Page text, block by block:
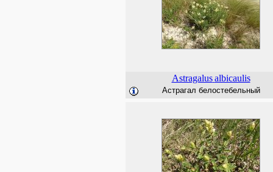
Astragalus albicaulis
Астрагал белостебельный